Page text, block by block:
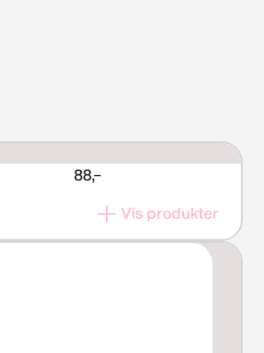
88,–
Vis produkter